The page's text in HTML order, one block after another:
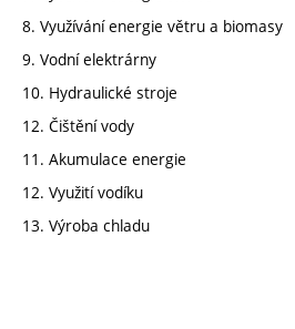
8. Využívání energie větru a biomasy
9. Vodní elektrárny
10. Hydraulické stroje
12. Čištění vody
11. Akumulace energie
12. Využití vodíku
13. Výroba chladu